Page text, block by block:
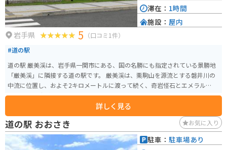
岩手県 5 （口コミ1件）
#道の駅
道の駅 厳美渓は、岩手県一関市にある、国の名勝にも指定されている景勝地
「厳美渓」に隣接する道の駅です。 厳美渓は、栗駒山を源流とする磐井川の
中流に位置し、およそ2キロメートルに渡って続く、奇岩怪石とエメラルドグ
リーンの渓流が織りなす美しい渓谷です。 道の駅には、地元の特産品を販売
するショップやレストランがあり、岩手県や一関市の味覚を楽しむことがで
きます。特に、地元産のそば粉を使った手打ちそばや、新鮮な野菜を使った
料理がおすすめです。 また、厳美渓の雄大な景色を眺めながら、ゆったりと
くつろげる休憩スペースも用意されています。 バイクで訪れる際は、道の駅
に隣接する無料駐車場を利用できます。厳美渓周辺には、見どころが点在し
詳しく見る
滞在： 1時間
施設： 屋内
道の駅 おおさき お気に入り
駐車： 駐車場あり